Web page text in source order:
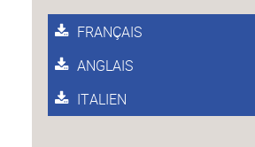
FRANÇAIS
ANGLAIS
ITALIEN